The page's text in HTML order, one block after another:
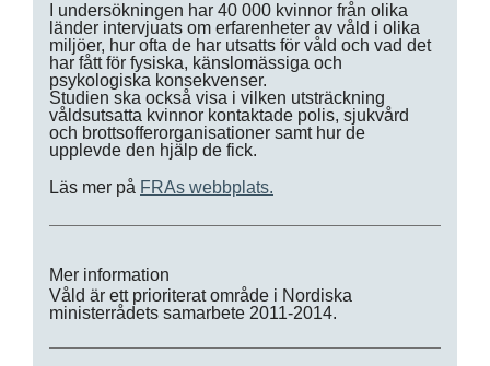
I undersökningen har 40 000 kvinnor från olika
länder intervjuats om erfarenheter av våld i olika
miljöer, hur ofta de har utsatts för våld och vad det
har fått för fysiska, känslomässiga och
psykologiska konsekvenser.
Studien ska också visa i vilken utsträckning
våldsutsatta kvinnor kontaktade polis, sjukvård
och brottsofferorganisationer samt hur de
upplevde den hjälp de fick.
Läs mer på FRAs webbplats.
Mer information
Våld är ett prioriterat område i Nordiska
ministerrådets samarbete 2011-2014.